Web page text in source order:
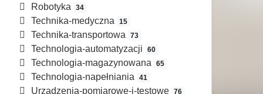
Robotyka 34
Technika-medyczna 15
Technika-transportowa 73
Technologia-automatyzacji 60
Technologia-magazynowana 65
Technologia-napełniania 41
Urządzenia-pomiarowe-i-testowe 76